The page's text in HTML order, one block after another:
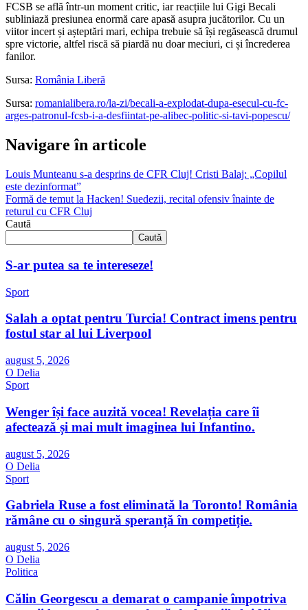
FCSB se află într-un moment critic, iar reacțiile lui Gigi Becali
subliniază presiunea enormă care apasă asupra jucătorilor. Cu un
viitor incert și așteptări mari, echipa trebuie să își regăsească drumul
spre victorie, altfel riscă să piardă nu doar meciuri, ci și încrederea
fanilor.
Sursa: România Liberă
Sursa: romanialibera.ro/la-zi/becali-a-explodat-dupa-esecul-cu-fc-
arges-patronul-fcsb-i-a-desfiintat-pe-alibec-politic-si-tavi-popescu/
Navigare în articole
Louis Munteanu s-a desprins de CFR Cluj! Cristi Balaj: „Copilul
este dezinformat”
Formă de temut la Hacken! Suedezii, recital ofensiv înainte de
returul cu CFR Cluj
Caută
Caută
S-ar putea sa te intereseze!
Sport
Salah a optat pentru Turcia! Contract imens pentru
fostul star al lui Liverpool
august 5, 2026
O Delia
Sport
Wenger își face auzită vocea! Revelația care îi
afectează și mai mult imaginea lui Infantino.
august 5, 2026
O Delia
Sport
Gabriela Ruse a fost eliminată la Toronto! România
rămâne cu o singură speranță în competiție.
august 5, 2026
O Delia
Politica
Călin Georgescu a demarat o campanie împotriva